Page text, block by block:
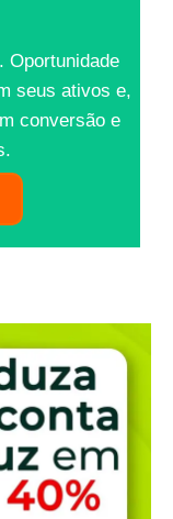
Oportunidade
seus ativos e,
conversão e